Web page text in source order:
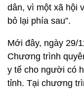
dân, vì một xã hội
bỏ lại phía sau”.
Mới đây, ngày 29/
Chương trình
y tế cho người có
tỉnh. Tại chương